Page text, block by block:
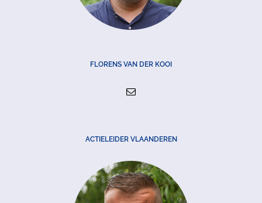
FLORENS VAN DER KOOI
ACTIELEIDER VLAANDEREN